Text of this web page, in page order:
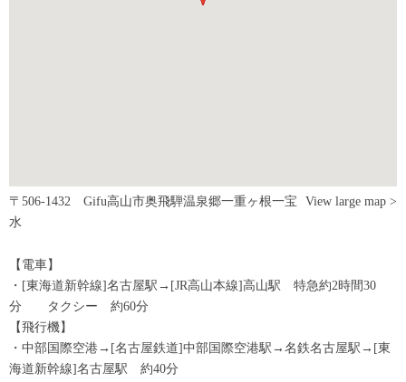
View large map >
〒506-1432 Gifu高山市奥飛騨温泉郷一重ヶ根一宝
水
【電車】
・[東海道新幹線]名古屋駅→[JR高山本線]高山駅 特急約2時間30
分 タクシー 約60分
【飛行機】
・中部国際空港→[名古屋鉄道]中部国際空港駅→名鉄名古屋駅→[東
海道新幹線]名古屋駅 約40分